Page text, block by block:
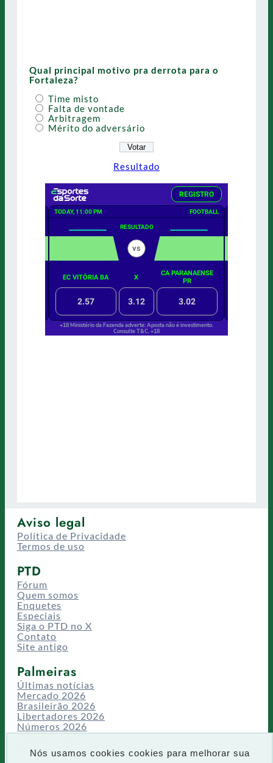
Nós usamos cookies cookies para melhorar sua
Qual principal motivo pra derrota para o
Fortaleza?
Time misto
Falta de vontade
Arbitragem
Mérito do adversário
Resultado
Aviso legal
Política de Privacidade
Termos de uso
PTD
Fórum
Quem somos
Enquetes
Especiais
Siga o PTD no X
Contato
Site antigo
Palmeiras
Últimas notícias
Mercado 2026
Brasileirão 2026
Libertadores 2026
Números 2026
Campeonatos
Temporadas
CT/Centro de Excelência